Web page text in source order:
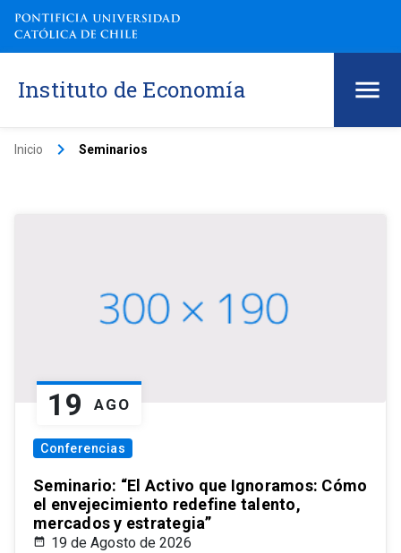
Instituto de Economía
Inicio keyboard_arrow_right Seminarios
19 AGO
Conferencias
Seminario: “El Activo que Ignoramos: Cómo
el envejecimiento redefine talento,
mercados y estrategia”
19 de Agosto de 2026